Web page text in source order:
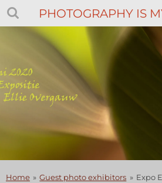
Ga
PHOTOGRAPHY IS
Home » Guest photo exhibitors » Expo